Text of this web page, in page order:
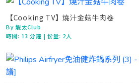
【Cooking TV】燒汁金菇牛肉卷
By 靚太Club
時間: 13 分鐘 | 份量: 2人